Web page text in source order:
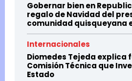
Gobernar bien en
regalo de Navidad del
comunidad quisqueyana
Internacionales
Diomedes Tejeda explica
Comisión Técnica que
Estado